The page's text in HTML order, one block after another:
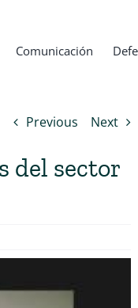
Comunicación
Previous Next
del sector